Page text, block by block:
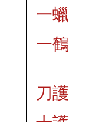
一蠟
一鶴
刀護